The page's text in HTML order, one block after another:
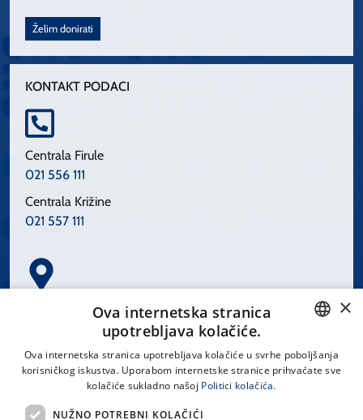
Želim donirati
KONTAKT PODACI
Centrala Firule
021 556 111
Centrala Križine
021 557 111
Spinčićeva 1, 21000 Split
CROATIAN
×
Ova internetska stranica
upotrebljava kolačiće.
Ova internetska stranica upotrebljava kolačiće u svrhe poboljšanja
korisničkog iskustva. Uporabom internetske stranice prihvaćate sve
kolačiće sukladno našoj Politici kolačića.
NUŽNO POTREBNI KOLAČIĆI